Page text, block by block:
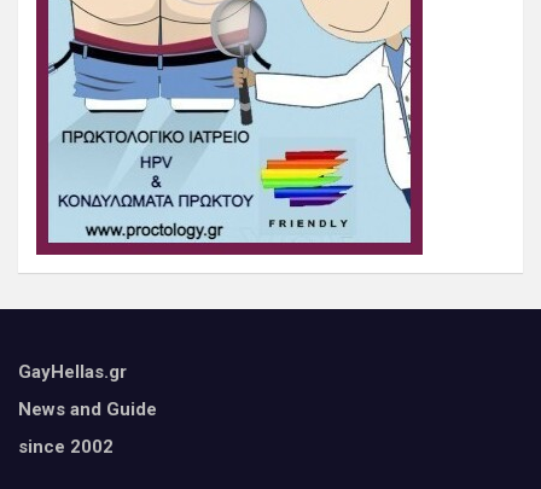
GayHellas.gr
News and Guide
since 2002